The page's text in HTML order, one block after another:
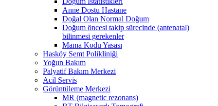
Anne Dostu Hastane
Doğal Olan Normal Doğum
Doğum öncesi takip sürecinde (antenatal)
bilinmesi gerekenler
Mama Kodu Yasası
Hasköy Semt Polikliniği
Yoğun Bakım
Palyatif Bakım Merkezi
Acil Servis
Görüntüleme Merkezi
MR (magnetic rezonans)